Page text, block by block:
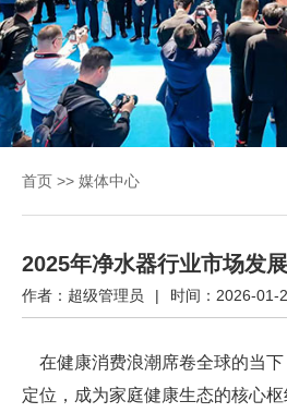
页
关
于
展
会
展
蒙古
国际
水展
丨第
4届
内蒙
务展
2026
年7月
月1日
浩特
首页 >> 媒体中心
2025年净水器行业市场发
作者：超级管理员 | 时间：2026-01-
在健康消费浪潮席卷全球的当
定位，成为家庭健康生态的核心